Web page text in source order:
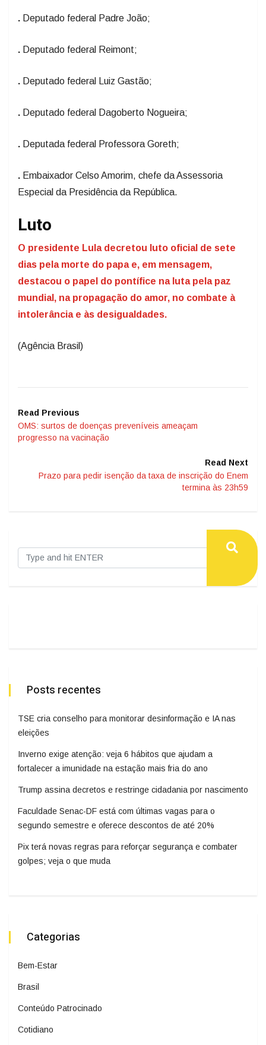
. Deputado federal Padre João;
. Deputado federal Reimont;
. Deputado federal Luiz Gastão;
. Deputado federal Dagoberto Nogueira;
. Deputada federal Professora Goreth;
. Embaixador Celso Amorim, chefe da Assessoria
Especial da Presidência da República.
Luto
O presidente Lula decretou luto oficial de sete
dias pela morte do papa e, em mensagem,
destacou o papel do pontífice na luta pela paz
mundial, na propagação do amor, no combate à
intolerância e às desigualdades.
(Agência Brasil)
Read Previous
OMS: surtos de doenças preveníveis ameaçam
progresso na vacinação
Read Next
Prazo para pedir isenção da taxa de inscrição do Enem
termina às 23h59
Posts recentes
TSE cria conselho para monitorar desinformação e IA nas
eleições
Inverno exige atenção: veja 6 hábitos que ajudam a
fortalecer a imunidade na estação mais fria do ano
Trump assina decretos e restringe cidadania por nascimento
Faculdade Senac-DF está com últimas vagas para o
segundo semestre e oferece descontos de até 20%
Pix terá novas regras para reforçar segurança e combater
golpes; veja o que muda
Categorias
Bem-Estar
Brasil
Conteúdo Patrocinado
Cotidiano